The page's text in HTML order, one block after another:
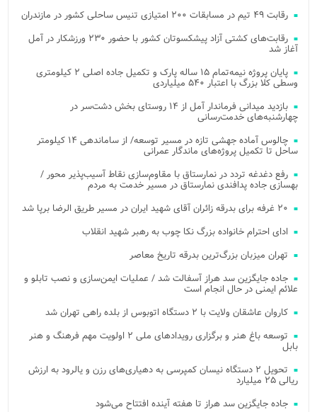
رقابت ۴۹ تیم در مسابقات ۲۰۰ امتیازی تنیس ساحلی کشور در مازندران
رقابت‌های کشتی آزاد پیشکسوتان کشور با حضور ۲۳۰ ورزشکار در آمل
آغاز شد
پایان پروژه نیمه‌تمام ۱۵ ساله پارک و تکمیل جاده اصلی ۲ کیلومتری
وسطی کلا بزرگ با اعتبار ۵۴۰ میلیاردی
بازدید میدانی فرماندار آمل از ۱۴ روستای بخش دشت‌سر در
چهارشنبه‌های خدمت‌رسانی
چالوس آماده جهشی تازه در مسیر توسعه/ از ساماندهی ۱۴ کیلومتر
ساحل تا تکمیل پروژه‌های ماندگار عمرانی
رفع دغدغه تردد در نمارستاق با مقاوم‌سازی نقاط آسیب‌پذیر محور /
بهسازی جاده پدافندی نمارستاق در مسیر خدمت به مردم
۲۰ غرفه برای بدرقه زائران آقای شهید ایران در مسیر طریق الرضا برپا شد
ادای احترام خانواده بزرگ نکا چوب به رهبر شهید انقلاب
تهران میزبان بزرگ‌ترین بدرقه تاریخ معاصر
جاده جایگزین سد هراز آسفالت شد / عملیات ایمن‌سازی و نصب تابلو و
علائم ایمنی در حال انجام است
کاروان عاشقان ولایت با ۲ دستگاه اتوبوس از بلده راهی تهران شد
توسعه باغ هنر و برگزاری رویدادهای ملی ۲ اولویت مهم فرهنگ و هنر
بابل
تحویل ۲ دستگاه نیسان کمپرسی به دهیاری‌های رزن و یالرود به ارزش
ریالی ۲۵ میلیارد
جاده جایگزین سد هراز تا هفته آینده افتتاح می‌شود